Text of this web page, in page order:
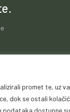
promet te, uz
dok se ostali
dostupne